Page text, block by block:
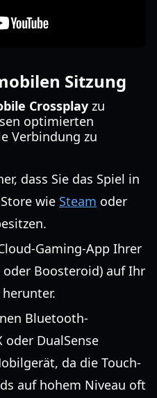
Sitzung
Crossplay zu
optimierten
Verbindung zu
dass Sie das Spiel in
wie Steam oder
Gaming-App Ihrer
oder Boosteroid) auf Ihr
Bluetooth-
oder DualSense
da die Touch-
auf hohem Niveau oft